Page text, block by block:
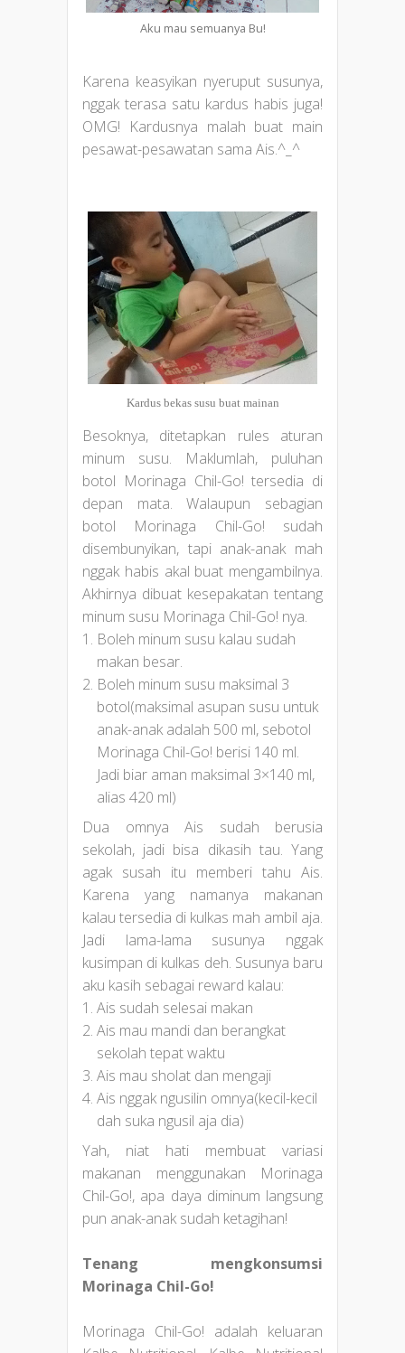
Aku mau semuanya Bu!
Karena keasyikan nyeruput susunya,
nggak terasa satu kardus habis juga!
OMG! Kardusnya malah buat main
pesawat-pesawatan sama Ais.^_^
Kardus bekas susu buat mainan
Besoknya, ditetapkan rules aturan
minum susu. Maklumlah, puluhan
botol Morinaga Chil-Go! tersedia di
depan mata. Walaupun sebagian
botol Morinaga Chil-Go! sudah
disembunyikan, tapi anak-anak mah
nggak habis akal buat mengambilnya.
Akhirnya dibuat kesepakatan tentang
minum susu Morinaga Chil-Go! nya.
Boleh minum susu kalau sudah
makan besar.
Boleh minum susu maksimal 3
botol(maksimal asupan susu untuk
anak-anak adalah 500 ml, sebotol
Morinaga Chil-Go! berisi 140 ml.
Jadi biar aman maksimal 3×140 ml,
alias 420 ml)
Dua omnya Ais sudah berusia
sekolah, jadi bisa dikasih tau. Yang
agak susah itu memberi tahu Ais.
Karena yang namanya makanan
kalau tersedia di kulkas mah ambil aja.
Jadi lama-lama susunya nggak
kusimpan di kulkas deh. Susunya baru
aku kasih sebagai reward kalau:
Ais sudah selesai makan
Ais mau mandi dan berangkat
sekolah tepat waktu
Ais mau sholat dan mengaji
Ais nggak ngusilin omnya(kecil-kecil
dah suka ngusil aja dia)
Yah, niat hati membuat variasi
makanan menggunakan Morinaga
Chil-Go!, apa daya diminum langsung
pun anak-anak sudah ketagihan!
Tenang mengkonsumsi
Morinaga Chil-Go!
Morinaga Chil-Go! adalah keluaran